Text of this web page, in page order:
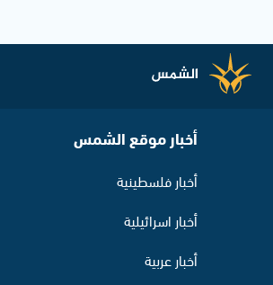
أخبار موقع الشمس
أخبار فلسطينية
أخبار اسرائيلية
أخبار عربية